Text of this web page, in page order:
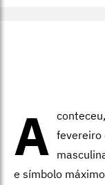
A fevereiro
e símbolo